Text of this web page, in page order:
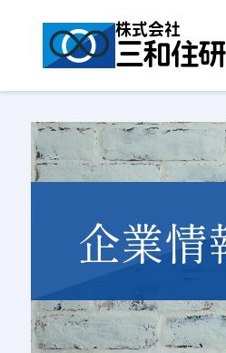
株式会社
三和住研
企業情